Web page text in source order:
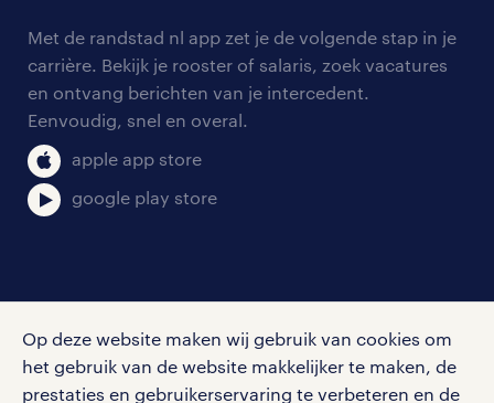
Op deze website maken wij gebruik van cookies om
het gebruik van de website makkelijker te maken, de
prestaties en gebruikerservaring te verbeteren en de
personeel gezocht
aanmelden nieuwsbrief
blogs en artikelen
salarischecker
bruto-netto calculator
onze vestigingen
pers
klachten en misstanden
Met de randstad nl app zet je de volgende stap in je
carrière. Bekijk je rooster of salaris, zoek vacatures
en ontvang berichten van je intercedent.
Eenvoudig, snel en overal.
apple app store
google play store
Volg ons voor de leukste content omtrent
vacatures, solliciteren en inspiratie.